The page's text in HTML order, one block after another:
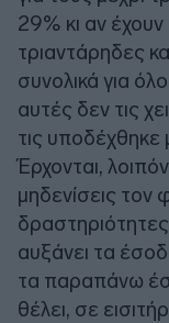
29% κι αν έχουν
τριαντάρηδες
συνολικά για
αυτές δεν τις
τις
Έρχονται,
μηδενίσεις
αυξάνει τα
τα παραπάνω
θέλει, σε